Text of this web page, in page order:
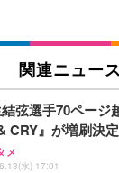
関連ニュース
弦選手70ページ
CRY』が増刷決定
メ
水) 17:01